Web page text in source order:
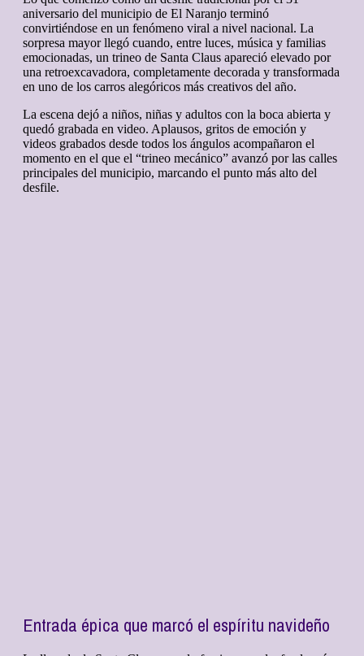
aniversario del municipio de El Naranjo terminó
convirtiéndose en un fenómeno viral a nivel nacional. La
sorpresa mayor llegó cuando, entre luces, música y familias
emocionadas, un trineo de Santa Claus apareció elevado por
una retroexcavadora, completamente decorada y transformada
en uno de los carros alegóricos más creativos del año.
La escena dejó a niños, niñas y adultos con la boca abierta y
quedó grabada en video. Aplausos, gritos de emoción y
videos grabados desde todos los ángulos acompañaron el
momento en el que el “trineo mecánico” avanzó por las calles
principales del municipio, marcando el punto más alto del
desfile.
Entrada épica que marcó el espíritu navideño